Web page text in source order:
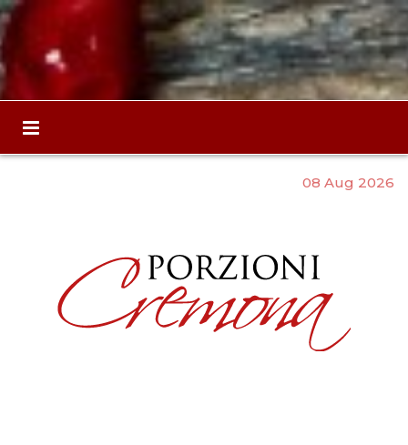
08 Aug 2026